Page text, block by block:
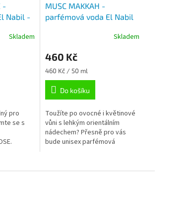
-
Nabil -
Skladem
pro
se s
MUSC MAKKAH -
parfémová voda El Nabil
Skladem
460 Kč
Měrná
cena:
460 Kč / 50 ml
Do košíku
Toužíte po ovocné i květinové
vůni s lehkým orientálním
nádechem? Přesně pro vás
bude unisex parfémová
v každodenním...